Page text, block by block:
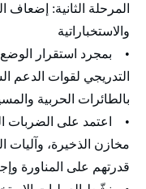
المرحلة الثانية:
والاستخباراتية
• بمجرد استقرار الوضع
التدريجي لقوات الدعم
بالطائرات الحربية
• اعتمد على الضربات
مخازن الذخيرة، وآليات
قدرتهم على المناورة